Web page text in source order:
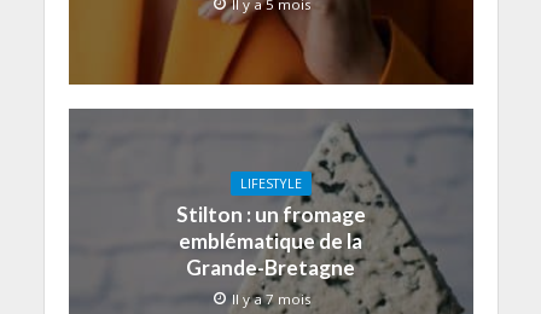
Il y a 5 mois
LIFESTYLE
Stilton : un fromage
emblématique de la
Grande-Bretagne
Il y a 7 mois